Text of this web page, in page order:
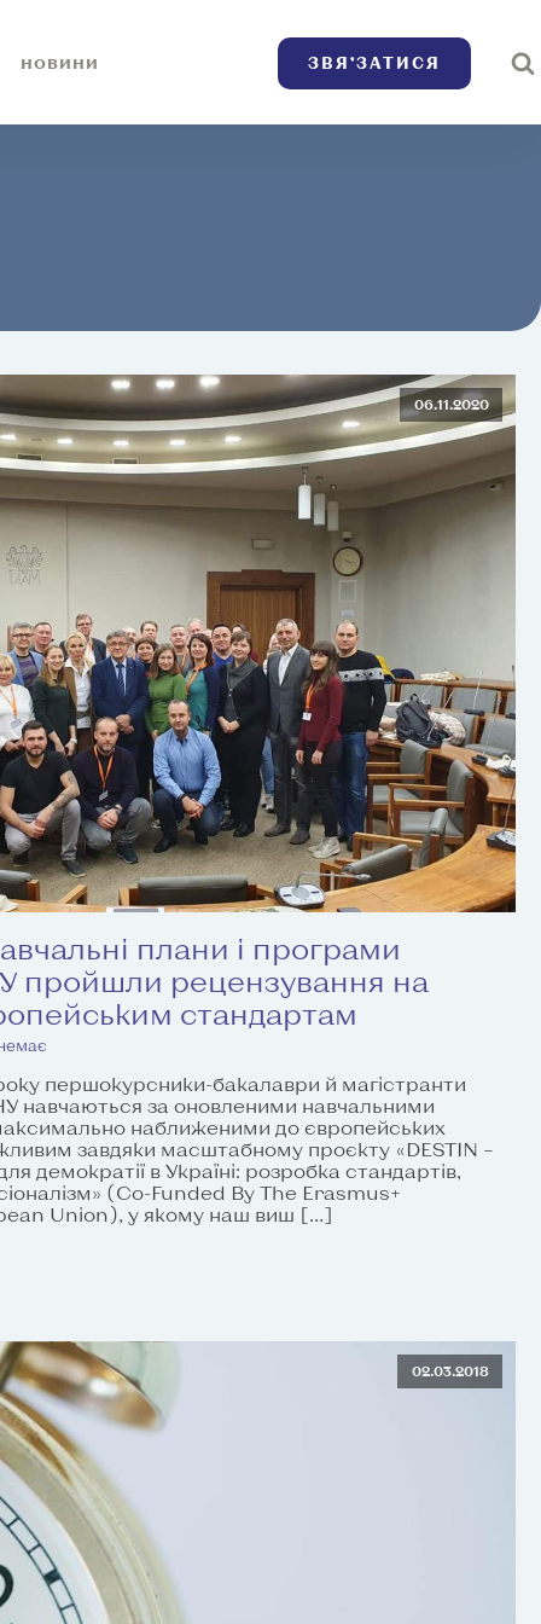
НОВИНИ ЗВЯ’ЗАТИСЯ
06.11.2020
плани і програми
пройшли рецензування на
стандартам
першокурсники-бакалаври й магістранти
навчаються за оновленими навчальними
наближеними до європейських
завдяки масштабному проєкту «DESTIN –
демократії в Україні: розробка стандартів,
(Co-Funded By The Erasmus+
Union), у якому наш виш […]
02.03.2018